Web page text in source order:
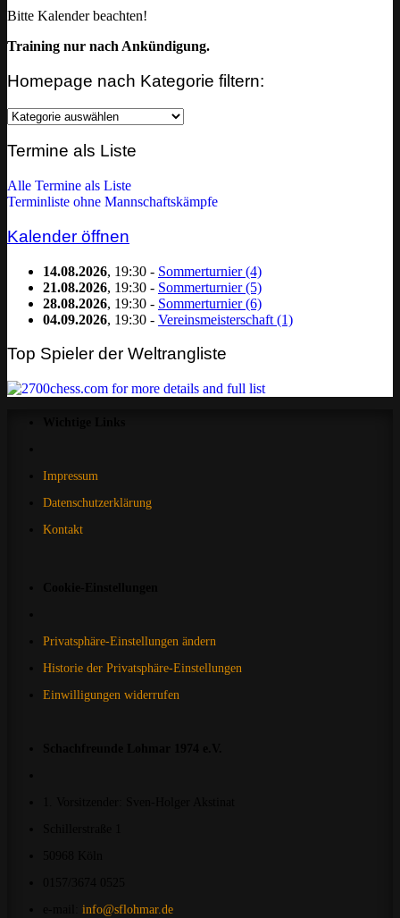
Bitte Kalender beachten!
Training nur nach Ankündigung.
Homepage nach Kategorie filtern:
Homepage
Kategorie
Termine als Liste
Alle Termine als Liste
Terminliste ohne Mannschaftskämpfe
Kalender öffnen
14.08.2026, 19:30 - Sommerturnier (4)
21.08.2026, 19:30 - Sommerturnier (5)
28.08.2026, 19:30 - Sommerturnier (6)
04.09.2026, 19:30 - Vereinsmeisterschaft (1)
Top Spieler der Weltrangliste
Impressum
Datenschutzerklärung
Kontakt
Privatsphäre-Einstellungen ändern
Historie der Privatsphäre-Einstellungen
Einwilligungen widerrufen
info@sflohmar.de